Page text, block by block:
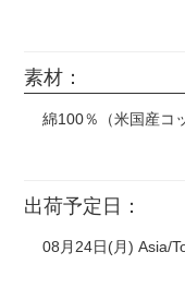
タンブラー乾燥を行
れて弱水流で洗って
任天堂作品(ポケモ
ンダム、ラブライブ!
漫画やアニメ、映
そのまま使用。
素材：
綿100％（米国産コ
出荷予定日：
08月24日(月) Asia/